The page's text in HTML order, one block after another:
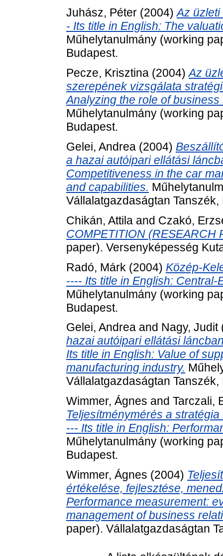
Juhász, Péter (2004)Az
- Its title in English: The
Műhelytanulmány (working
Budapest.
Pecze, Krisztina (2004)Az
szerepének vizsgálata
Analyzing the role of
Műhelytanulmány (working
Budapest.
Gelei, Andrea (2004)
a hazai autóipari ellátási
Competitiveness in the car
and capabilities.
Vállalatgazdaságtan Tanszék,
Chikán, Attila and Czakó,
COMPETITION (RESEARCH
paper). Versenyképesség
Radó, Márk (2004) Közép-
---- Its title in English:
Műhelytanulmány (working
Budapest.
Gelei, Andrea and Nagy, Judit
hazai autóipari ellátási
Its title in English: Value of
manufacturing industry.
Vállalatgazdaságtan Tanszék,
Wimmer, Ágnes and Tarczali,
Teljesítménymérés a
--- Its title in English:
Műhelytanulmány (working
Budapest.
Wimmer, Ágnes (2004)
értékelése, fejlesztése,
Performance measurement:
management of business
paper). Vállalatgazdaságtan